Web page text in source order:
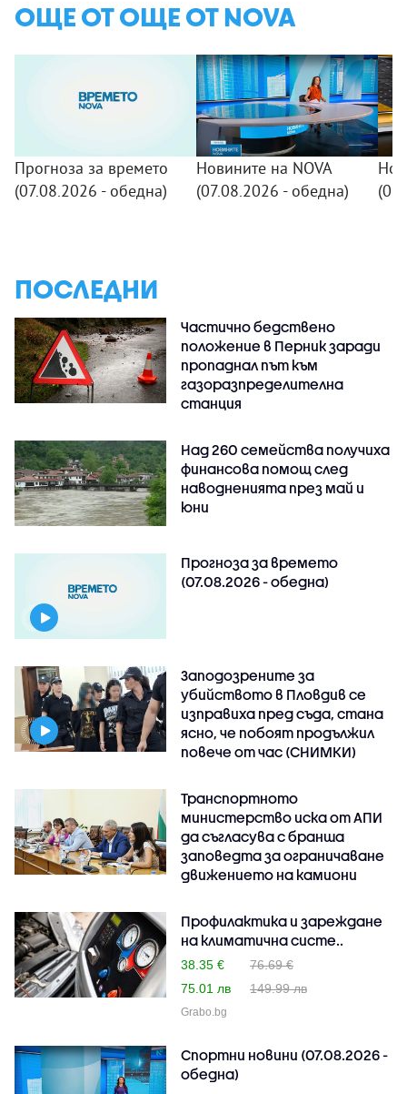
ОЩЕ ОТ ОЩЕ ОТ NOVA
Прогноза за времето
(07.08.2026 - обедна)
Новините на NOVA
(07.08.2026 - обедна)
ПОСЛЕДНИ
Частично бедствено
положение в Перник заради
пропаднал път към
газоразпределителна
станция
Над 260 семейства получиха
финансова помощ след
наводненията през май и
юни
Прогноза за времето
(07.08.2026 - обедна)
Заподозрените за
убийството в Пловдив се
изправиха пред съда, стана
ясно, че побоят продължил
повече от час (СНИМКИ)
Транспортното
министерство иска от АПИ
да съгласува с бранша
заповедта за ограничаване
движението на камиони
Профилактика и зареждане
на климатична систе..
38.35 €
76.69 €
75.01 лв
149.99 лв
Grabo.bg
Спортни новини (07.08.2026 -
обедна)